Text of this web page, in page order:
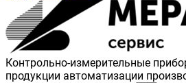
Контрольно-измерительные
продукции автоматизации